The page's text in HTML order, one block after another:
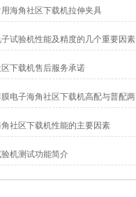
海角社区下载机拉伸夹具
试验机性能及精度的几个重要因素
下载机售后服务承诺
电子海角社区下载机高配与普配两
社区下载机性能的主要因素
机测试功能简介